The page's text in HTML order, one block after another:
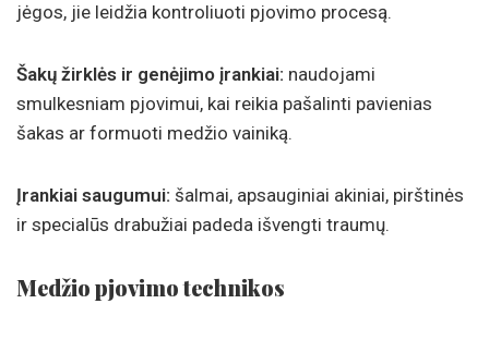
jėgos, jie leidžia kontroliuoti pjovimo procesą.
Šakų žirklės ir genėjimo įrankiai: naudojami
smulkesniam pjovimui, kai reikia pašalinti pavienias
šakas ar formuoti medžio vainiką.
Įrankiai saugumui: šalmai, apsauginiai akiniai, pirštinės
ir specialūs drabužiai padeda išvengti traumų.
Medžio pjovimo technikos